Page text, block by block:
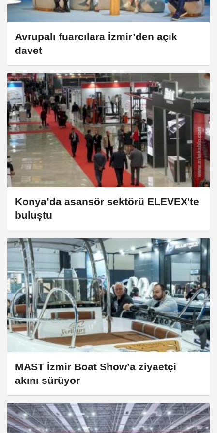
Avrupalı fuarcılara İzmir’den açık
davet
Konya’da asansör sektörü ELEVEX'te
buluştu
MAST İzmir Boat Show’a ziyaetçi
akını sürüyor